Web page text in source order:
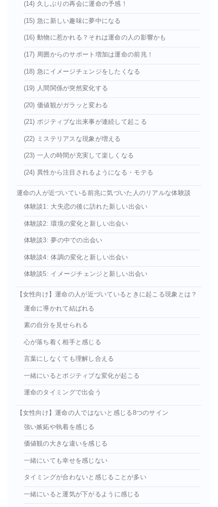
(14) 久しぶりの再会に運命の予感！
(15) 急に新しい趣味に夢中になる
(16) 動物に惹かれる？それは運命の人の影響かも
(17) 周囲からのサポート増加は運命の前兆！
(18) 急にイメージチェンジをしたくなる
(19) 人間関係が突然変化する
(20) 価値観がガラッと変わる
(21) ポジティブな出来事が連続して起こる
(22) ミステリアスな現象が増える
(23) 一人の時間が充実して楽しくなる
(24) 異性から注目されるようになる・モテる
運命の人が近づいている前兆に気づいた人のリアルな体験談
体験談1: 大失恋の後に訪れた新しい出会い
体験談2: 環境の変化と新しい出会い
体験談3: 夢の中での出会い
体験談4: 体調の変化と新しい出会い
体験談5: イメージチェンジと新しい出会い
【女性向け】運命の人が近づいているときに起こる現象とは？
運命に導かれて結ばれる
素の自分を見せられる
心が落ち着く相手と感じる
言葉にしなくても理解し合える
一緒にいるとポジティブな変化が起こる
運命のタイミングで出会う
【女性向け】運命の人ではないと感じる8つのサイン
強い嫉妬や執着を感じる
価値観の大きな違いを感じる
一緒にいても幸せを感じない
タイミングが合わないと感じることが多い
一緒にいると運気が下がるように感じる